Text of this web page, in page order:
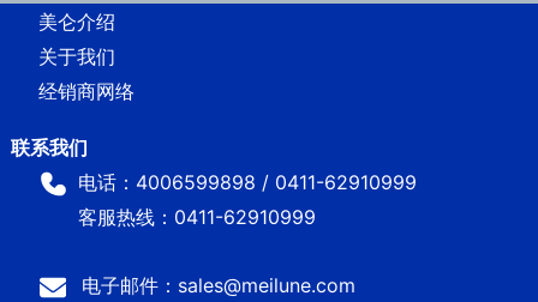
美仑介绍
关于我们
经销商网络
电话：4006599898 / 0411-62910999
客服热线：0411-62910999
电子邮件：sales@meilune.com